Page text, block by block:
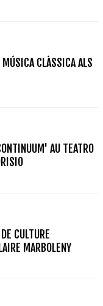
CLÀSSICA ALS
AU TEATRO
CULTURE
MARBOLENY